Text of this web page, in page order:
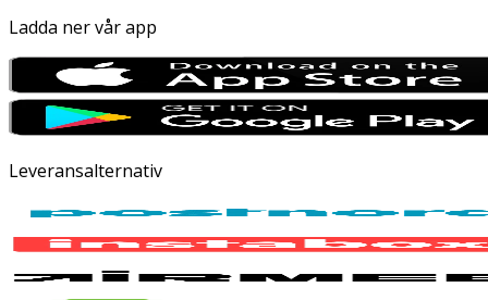
Ladda ner vår app
Leveransalternativ